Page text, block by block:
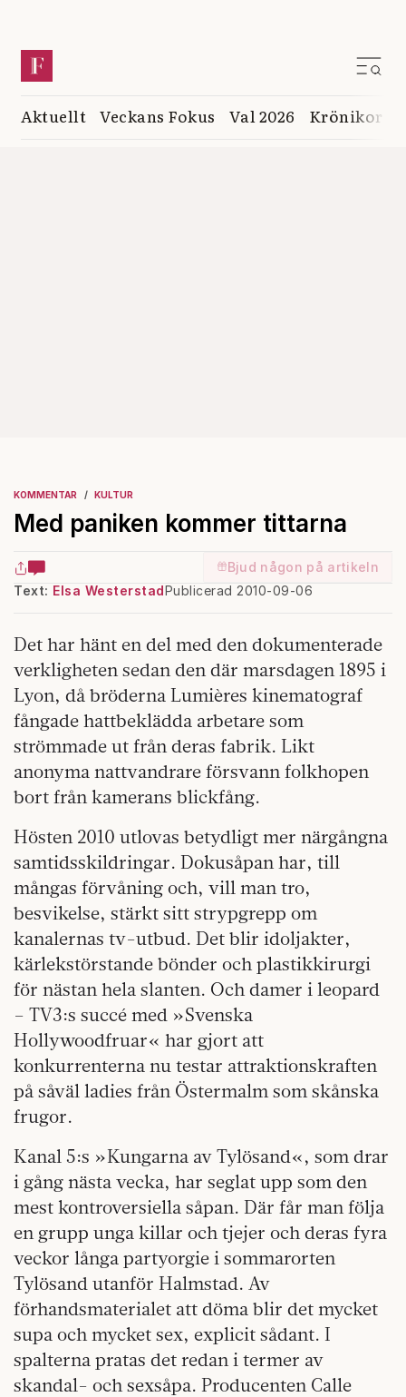
Aktuellt Veckans Fokus Val 2026 Krönikor
KOMMENTAR KULTUR
Med paniken kommer tittarna
Bjud någon på artikeln
Text: Elsa WesterstadPublicerad 2010-09-06
Det har hänt en del med den dokumenterade
verkligheten sedan den där marsdagen 1895 i
Lyon, då bröderna Lumières kinematograf
fångade hattbeklädda arbetare som
strömmade ut från deras fabrik. Likt
anonyma nattvandrare försvann folkhopen
bort från kamerans blickfång.
Hösten 2010 utlovas betydligt mer närgångna
samtidsskildringar. Doku­såpan har, till
mångas förvåning och, vill man tro,
besvikelse, stärkt sitt strypgrepp om
kanalernas tv-utbud. Det blir idoljakter,
kärlekstörstande bönder och plastikkirurgi
för nästan hela slanten. Och damer i leopard
– TV3:s succé med »Svenska
Hollywoodfruar« har gjort att
konkurrenterna nu testar attraktionskraften
på såväl ladies från Östermalm som skånska
frugor.
Kanal 5:s »Kungarna av Tylösand«, som drar
i gång nästa vecka, har seglat upp som den
mest kontroversiella såpan. Där får man följa
en grupp unga killar och tjejer och deras fyra
veckor långa partyorgie i sommarorten
Tylösand utanför Halmstad. Av
förhandsmaterialet att döma blir det mycket
supa och mycket sex, explicit sådant. I
spalterna pratas det redan i termer av
skandal- och sexsåpa. Producenten Calle